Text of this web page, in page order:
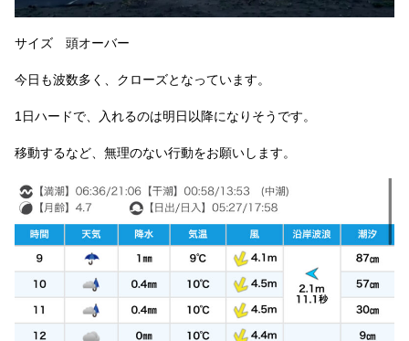
サイズ 頭オーバー
今日も波数多く、クローズとなっています。
1日ハードで、入れるのは明日以降になりそうです。
移動するなど、無理のない行動をお願いします。